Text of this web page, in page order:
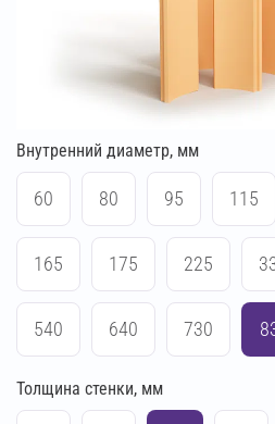
Внутренний диаметр, мм
60 80 95 115
165 175 225
540 640 730
1030 1230
Толщина стенки, мм